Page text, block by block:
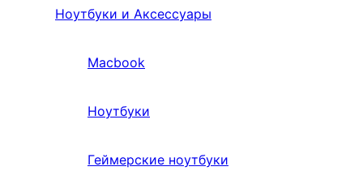
Ноутбуки и Аксессуары
Macbook
Ноутбуки
Геймерские ноутбуки